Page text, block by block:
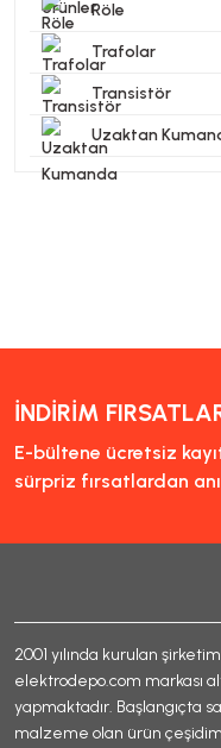
Röle
Trafolar
Transistör
Uzaktan
İNDİRİM
E-bültene ücretsiz
sürpriz fırsatlardan
2001 yılında kurulan
elektrodepo.com markası
yapmaktadır. Başlangıçta
malzeme olan ürün